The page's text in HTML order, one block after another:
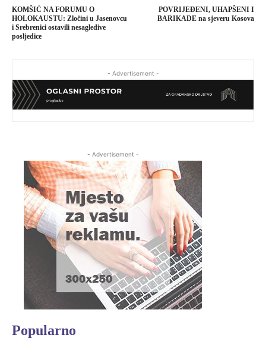
KOMŠIĆ NA FORUMU O
HOLOKAUSTU: Zločini u Jasenovcu
i Srebrenici ostavili nesagledive
posljedice
POVRIJEĐENI, UHAPŠENI I
BARIKADE na sjeveru Kosova
- Advertisement -
- Advertisement -
Popularno